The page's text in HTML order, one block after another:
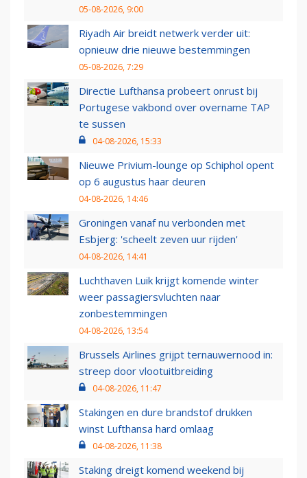
05-08-2026, 9:00
Riyadh Air breidt netwerk verder uit:
opnieuw drie nieuwe bestemmingen
05-08-2026, 7:29
Directie Lufthansa probeert onrust bij
Portugese vakbond over overname TAP
te sussen
04-08-2026, 15:33
Nieuwe Privium-lounge op Schiphol opent
op 6 augustus haar deuren
04-08-2026, 14:46
Groningen vanaf nu verbonden met
Esbjerg: 'scheelt zeven uur rijden'
04-08-2026, 14:41
Luchthaven Luik krijgt komende winter
weer passagiersvluchten naar
zonbestemmingen
04-08-2026, 13:54
Brussels Airlines grijpt ternauwernood in:
streep door vlootuitbreiding
04-08-2026, 11:47
Stakingen en dure brandstof drukken
winst Lufthansa hard omlaag
04-08-2026, 11:38
Staking dreigt komend weekend bij